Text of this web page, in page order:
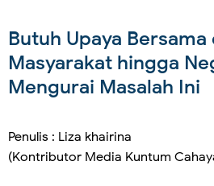
Butuh Upaya
Masyarakat hingga
Mengurai Masalah Ini
Penulis : Liza khairina
(Kontributor Media Kuntum